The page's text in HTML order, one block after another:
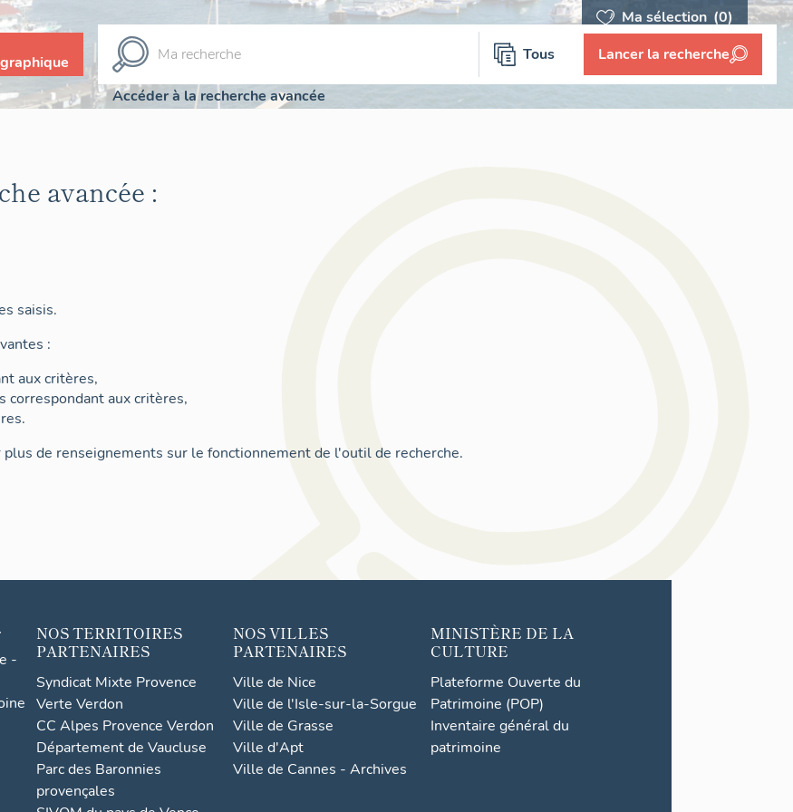
Ma sélection (0)
Tous Lancer la recherche
Accéder à la recherche avancée
avancée :
saisis.
:
aux critères,
correspondant aux critères,
plus de renseignements sur le fonctionnement de l'outil de recherche.
-
NOS TERRITOIRES
PARTENAIRES
Syndicat Mixte Provence
Verte Verdon
CC Alpes Provence Verdon
Département de Vaucluse
Parc des Baronnies
provençales
NOS VILLES
PARTENAIRES
Ville de Nice
Ville de l'Isle-sur-la-Sorgue
Ville de Grasse
Ville d'Apt
Ville de Cannes - Archives
MINISTÈRE DE LA
CULTURE
Plateforme Ouverte du
Patrimoine (POP)
Inventaire général du
patrimoine